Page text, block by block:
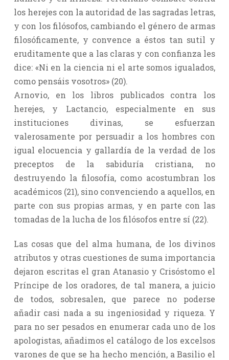
los herejes con la autoridad de las sagradas letras,
y con los filósofos, cambiando el género de armas
filosóficamente, y convence a éstos tan sutil y
eruditamente que a las claras y con confianza les
dice: «Ni en la ciencia ni el arte somos igualados,
como pensáis vosotros» (20).
Arnovio, en los libros publicados contra los
herejes, y Lactancio, especialmente en sus
instituciones divinas, se esfuerzan
valerosamente por persuadir a los hombres con
igual elocuencia y gallardía de la verdad de los
preceptos de la sabiduría cristiana, no
destruyendo la filosofía, como acostumbran los
académicos (21), sino convenciendo a aquellos, en
parte con sus propias armas, y en parte con las
tomadas de la lucha de los filósofos entre sí (22).
Las cosas que del alma humana, de los divinos
atributos y otras cuestiones de suma importancia
dejaron escritas el gran Atanasio y Crisóstomo el
Príncipe de los oradores, de tal manera, a juicio
de todos, sobresalen, que parece no poderse
añadir casi nada a su ingeniosidad y riqueza. Y
para no ser pesados en enumerar cada uno de los
apologistas, añadimos el catálogo de los excelsos
varones de que se ha hecho mención, a Basilio el